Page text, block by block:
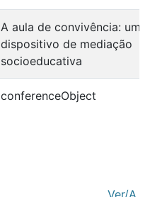
A aula de convivência: um
dispositivo de mediação
socioeducativa
conferenceObject
Ver/A